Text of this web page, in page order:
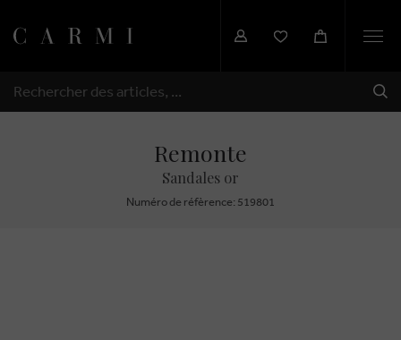
RECHERCHER
Remonte
Sandales or
Numéro de réfèrence: 519801